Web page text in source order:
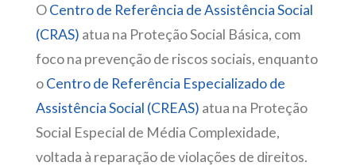
OCentro de Referência de Assistência Social
(CRAS) atua na Proteção Social Básica, com
foco na prevenção de riscos sociais, enquanto
oCentro de Referência Especializado de
Assistência Social (CREAS) atua na Proteção
Social Especial de Média Complexidade,
voltada à reparação de violações de direitos.